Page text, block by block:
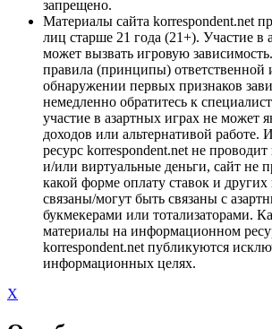
запрещено.
Материалы сайта korrespondent.net
лиц старше 21 года (21+). Участие в
может вызвать игровую
правила (принципы)
обнаружении первых признаков
немедленно обратитесь к
участие в азартных играх не может
доходов или альтернативой
ресурс korrespondent.net не
и/или виртуальные деньги, сайт не
какой форме оплату ставок и
связаны/могут быть связаны с
букмекерами или тотализаторами.
материалы на информационном
korrespondent.net публикуются
информационных целях.
X